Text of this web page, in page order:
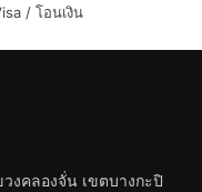
/ โอนเงิน
งคลองจั่น เขตบางกะปิ